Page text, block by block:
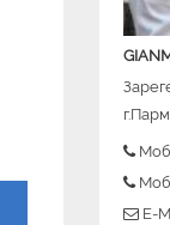
E-